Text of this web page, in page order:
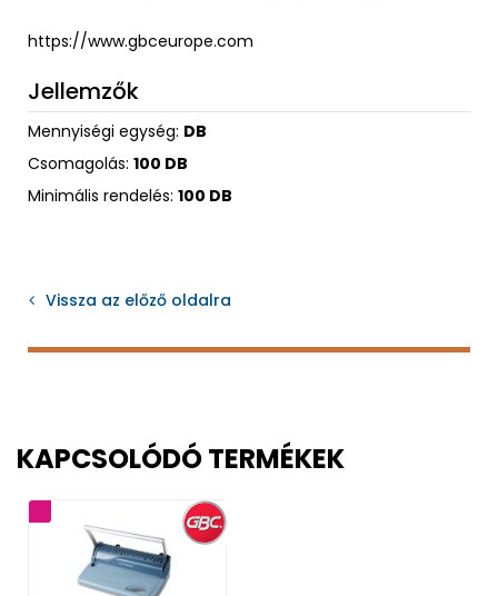
https://www.gbceurope.com
Jellemzők
Mennyiségi egység: DB
Csomagolás: 100 DB
Minimális rendelés: 100 DB
Vissza az előző oldalra
KAPCSOLÓDÓ TERMÉKEK